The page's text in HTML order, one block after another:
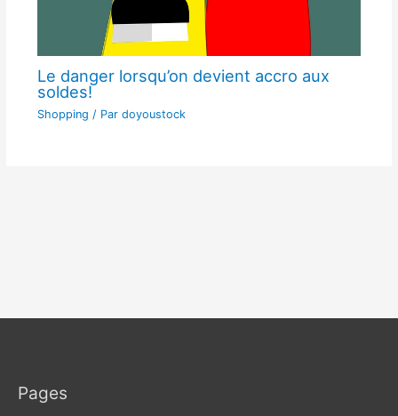
Le danger lorsqu’on devient accro aux
soldes!
Shopping / Par doyoustock
Pages